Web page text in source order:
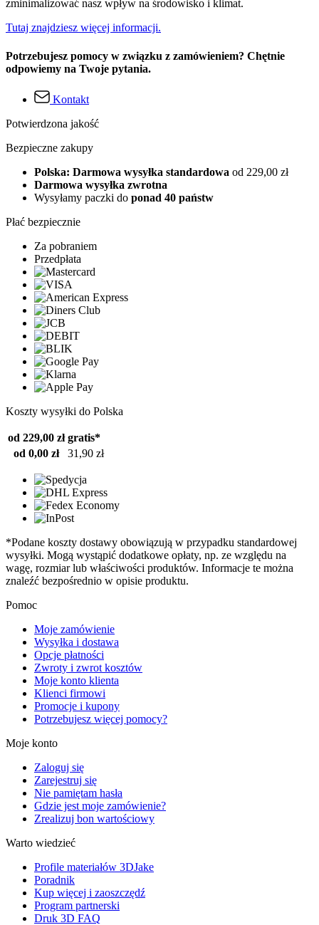
zminimalizować nasz wpływ na środowisko i klimat.
Tutaj znajdziesz więcej informacji.
Potrzebujesz pomocy w związku z zamówieniem? Chętnie
odpowiemy na Twoje pytania.
Kontakt
Potwierdzona jakość
Bezpieczne zakupy
Polska: Darmowa wysyłka standardowa od 229,00 zł
Darmowa wysyłka zwrotna
Wysyłamy paczki do ponad 40 państw
Płać bezpiecznie
Za pobraniem
Przedpłata
Koszty wysyłki do Polska
od 229,00 zł gratis*
od 0,00 zł
31,90 zł
*Podane koszty dostawy obowiązują w przypadku standardowej
wysyłki. Mogą wystąpić dodatkowe opłaty, np. ze względu na
wagę, rozmiar lub właściwości produktów. Informacje te można
znaleźć bezpośrednio w opisie produktu.
Pomoc
Moje zamówienie
Wysyłka i dostawa
Opcje płatności
Zwroty i zwrot kosztów
Moje konto klienta
Klienci firmowi
Promocje i kupony
Potrzebujesz więcej pomocy?
Moje konto
Zaloguj się
Zarejestruj się
Nie pamiętam hasła
Gdzie jest moje zamówienie?
Zrealizuj bon wartościowy
Warto wiedzieć
Profile materiałów 3DJake
Poradnik
Kup więcej i zaoszczędź
Program partnerski
Druk 3D FAQ